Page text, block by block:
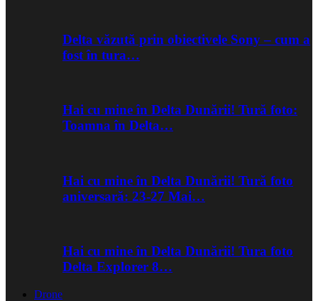
Delta văzută prin obiectivele Sony – cum a
fost în tura…
Hai cu mine în Delta Dunării! Tură foto:
Toamna în Delta…
Hai cu mine în Delta Dunării! Tură foto
aniversară: 23-27 Mai…
Hai cu mine în Delta Dunării! Tura foto
Delta Explorer 8…
Drone